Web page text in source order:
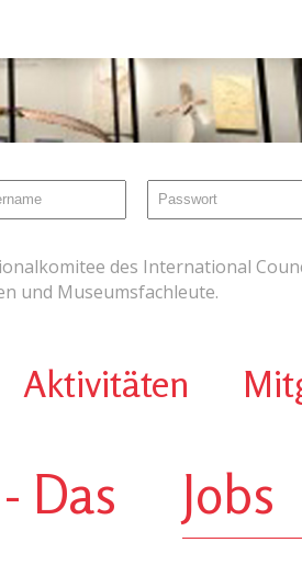
des International
und Museumsfachleute.
Aktivitäten
Das Jobs